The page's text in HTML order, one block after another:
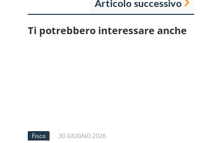
Articolo successivo
Ti potrebbero interessare anche
Fisco 30 GIUGNO 2026